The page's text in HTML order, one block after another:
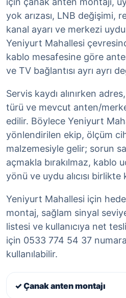
yok arızası, LNB değişimi,
kanal ayarı ve merkezi
Yeniyurt Mahallesi
kablo mesafesine göre
ve TV bağlantısı ayrı ayrı
Servis kaydı alınırken
türü ve mevcut anten/
edilir. Böylece Yeniyurt
yönlendirilen ekip, ölçüm
malzemesiyle gelir; sorun
açmakla bırakılmaz, kablo
yönü ve uydu alıcısı
Yeniyurt Mahallesi için
montaj, sağlam sinyal
listesi ve kullanıcıya net
için 0533 774 54 37
kullanılabilir.
✓ Çanak anten montajı